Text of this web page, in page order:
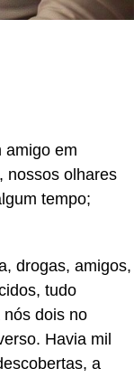
amigo em
nossos olhares
tempo;
drogas, amigos,
tudo
dois no
Havia mil
a